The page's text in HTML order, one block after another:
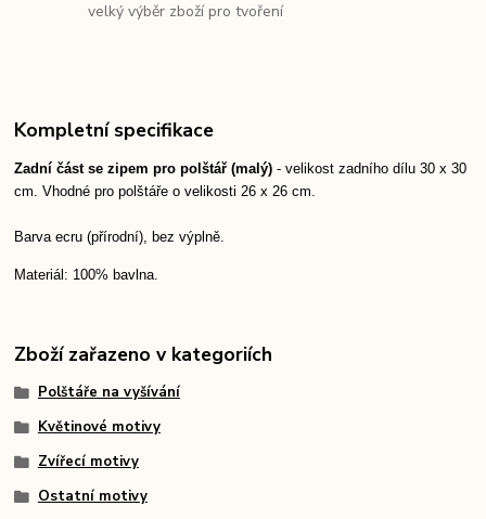
velký výběr zboží pro tvoření
Kompletní specifikace
Zadní část se zipem pro polštář (malý) - velikost zadního dílu 30 x 30
cm. Vhodné pro polštáře o velikosti 26 x 26 cm.
Barva ecru (přírodní), bez výplně.
Materiál: 100% bavlna.
Zboží zařazeno v kategoriích
Polštáře na vyšívání
Květinové motivy
Zvířecí motivy
Ostatní motivy